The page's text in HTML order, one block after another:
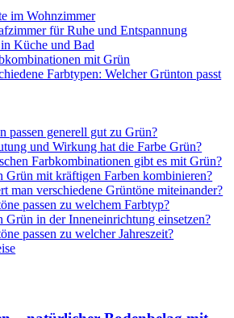
im Wohnzimmer
für Ruhe und Entspannung
Küche und Bad
mit Grün
Farbtypen: Welcher Grünton passt
passen generell gut zu Grün?
und Wirkung hat die Farbe Grün?
Farbkombinationen gibt es mit Grün?
Grün mit kräftigen Farben kombinieren?
man verschiedene Grüntöne miteinander?
passen zu welchem Farbtyp?
Grün in der Inneneinrichtung einsetzen?
passen zu welcher Jahreszeit?